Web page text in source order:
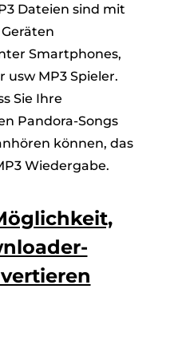
Dateien sind mit
Smartphones,
usw MP3 Spieler.
Sie Ihre
Pandora-Songs
können, das
Wiedergabe.